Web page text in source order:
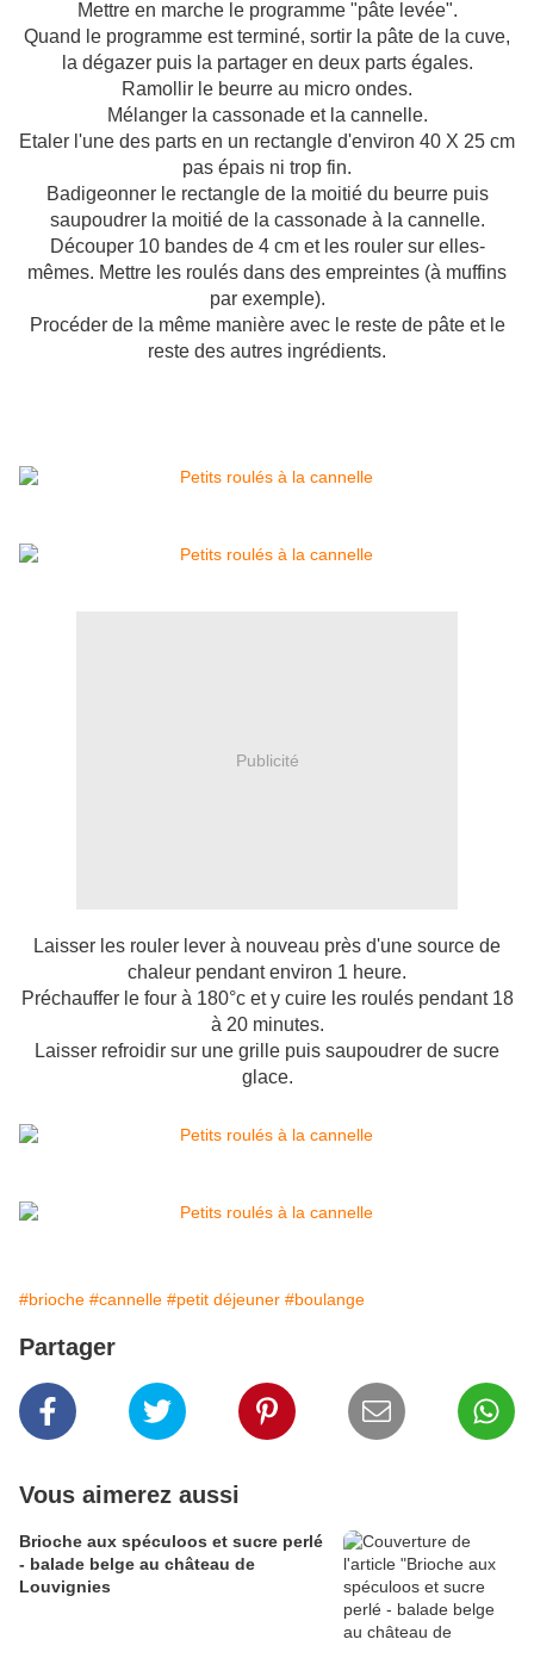
Mettre en marche le programme "pâte levée".
Quand le programme est terminé, sortir la pâte de la cuve,
la dégazer puis la partager en deux parts égales.
Ramollir le beurre au micro ondes.
Mélanger la cassonade et la cannelle.
Etaler l'une des parts en un rectangle d'environ 40 X 25 cm
pas épais ni trop fin.
Badigeonner le rectangle de la moitié du beurre puis
saupoudrer la moitié de la cassonade à la cannelle.
Découper 10 bandes de 4 cm et les rouler sur elles-
mêmes. Mettre les roulés dans des empreintes (à muffins
par exemple).
Procéder de la même manière avec le reste de pâte et le
reste des autres ingrédients.
Publicité
Laisser les rouler lever à nouveau près d'une source de
chaleur pendant environ 1 heure.
Préchauffer le four à 180°c et y cuire les roulés pendant 18
à 20 minutes.
Laisser refroidir sur une grille puis saupoudrer de sucre
glace.
#brioche #cannelle #petit déjeuner #boulange
Partager
Vous aimerez aussi
Brioche aux spéculoos et sucre perlé
- balade belge au château de
Louvignies